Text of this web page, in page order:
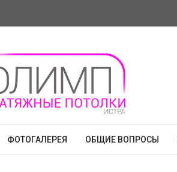
ФОТОГАЛЕРЕЯ ОБЩИЕ ВОПРОСЫ